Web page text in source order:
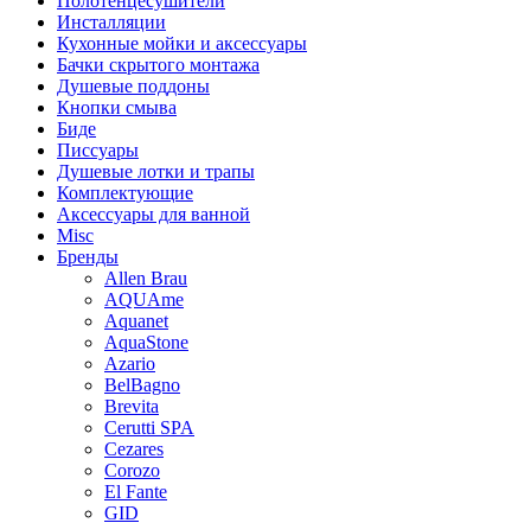
Инсталляции
Кухонные мойки и аксессуары
Бачки скрытого монтажа
Душевые поддоны
Кнопки смыва
Биде
Писсуары
Душевые лотки и трапы
Комплектующие
Аксессуары для ванной
Misc
Бренды
Allen Brau
AQUAme
Aquanet
AquaStone
Azario
BelBagno
Brevita
Cerutti SPA
Cezares
Corozo
El Fante
GID